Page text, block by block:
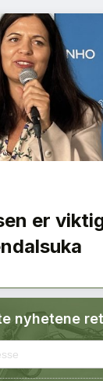
er
nyhetene